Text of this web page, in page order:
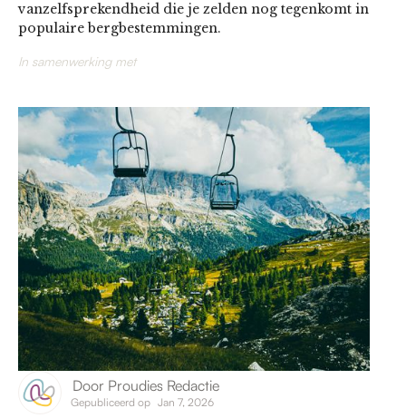
vanzelfsprekendheid die je zelden nog tegenkomt in
populaire bergbestemmingen.
In samenwerking met
Door Proudies Redactie
Gepubliceerd op Jan 7, 2026